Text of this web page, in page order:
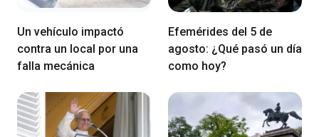
Un vehículo impactó
contra un local por una
falla mecánica
Efemérides del 5 de
agosto: ¿Qué pasó un día
como hoy?